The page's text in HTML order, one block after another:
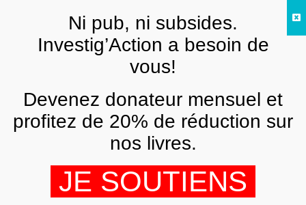
Mon compte
Se connecter
Identifiant ou e-mail*Obligatoire
FRNi pub, ni subsides.
Investig’Action a besoin de
vous!
Devenez donateur mensuel et
profitez de 20% de réduction sur
nos livres.
JE SOUTIENS